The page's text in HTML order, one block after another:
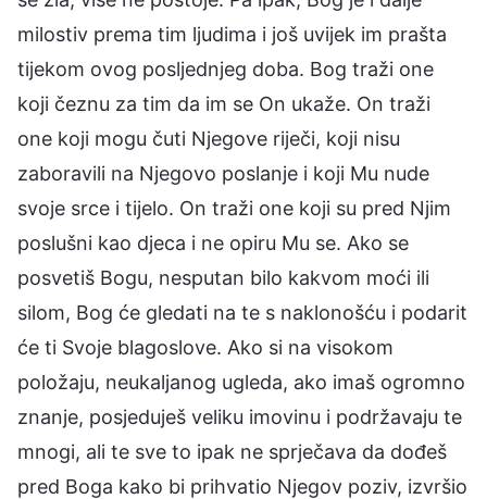
milostiv prema tim ljudima i još uvijek im prašta
tijekom ovog posljednjeg doba. Bog traži one
koji čeznu za tim da im se On ukaže. On traži
one koji mogu čuti Njegove riječi, koji nisu
zaboravili na Njegovo poslanje i koji Mu nude
svoje srce i tijelo. On traži one koji su pred Njim
poslušni kao djeca i ne opiru Mu se. Ako se
posvetiš Bogu, nesputan bilo kakvom moći ili
silom, Bog će gledati na te s naklonošću i podarit
će ti Svoje blagoslove. Ako si na visokom
položaju, neukaljanog ugleda, ako imaš ogromno
znanje, posjeduješ veliku imovinu i podržavaju te
mnogi, ali te sve to ipak ne sprječava da dođeš
pred Boga kako bi prihvatio Njegov poziv, izvršio